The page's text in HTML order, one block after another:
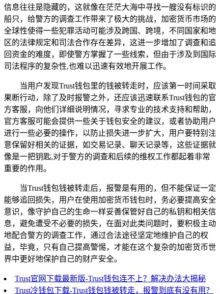
信息往往是隐藏的，这就像在茫茫大海中寻找一艘没有标识的
船只，给警方的调查工作带来了极大的挑战，加密货币市场的
全球性使得一些犯罪活动可能涉及跨国、跨境，不同国家和地
区的法律规定和司法合作存在差异，这进一步增加了调查和追
回资金的难度，即使警方掌握了一些线索，但由于涉及到国际
司法程序的复杂性,也难以迅速有效地开展工作。
当用户发现Trust钱包里的钱被转走时，应该第一时间采取
果断行动，除了及时报警之外，还应该迅速联系Trust钱包的官
方客服，向他们详细说明情况，寻求专业的技术支持和帮助，
官方客服可能会提供一些关于钱包安全的建议，或者协助用户
进行一些必要的操作，以防止损失进一步扩大，用户要特别注
意保留好相关的证据，如交易记录、聊天记录等，这些证据就
像是一把钥匙,对于警方的调查和后续的维权工作都起着非常
重要的作用。
当Trust钱包钱被转走后，报警是有用的，但不能保证一定
能够追回损失，用户在使用加密货币钱包时，务必要提高安全
意识，像守护自己的生命一样妥善保管好自己的私钥和相关信
息，避免遭受不必要的损失，在面对此类问题时，要积极主动
地配合警方的调查工作，通过合法途径坚定地维护自己的权
益，毕竟，只有自己提高警惕，才能在这个复杂的加密货币世
界中更好地保护自己的财产安全。
Trust官网下载最新版-Trust钱包连不上？解决办法大揭秘
Trust冷钱包下载-Trust钱包钱被转走，报警到底有没有用？